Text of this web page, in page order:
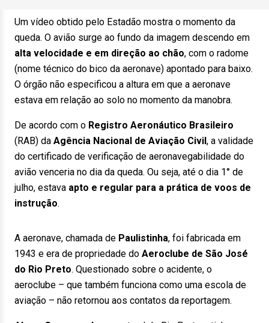
Um vídeo obtido pelo Estadão mostra o momento da
queda. O avião surge ao fundo da imagem descendo em
alta velocidade e em direção ao chão, com o radome
(nome técnico do bico da aeronave) apontado para baixo.
O órgão não especificou a altura em que a aeronave
estava em relação ao solo no momento da manobra.
De acordo com o Registro Aeronáutico Brasileiro
(RAB) da Agência Nacional de Aviação Civil, a validade
do certificado de verificação de aeronavegabilidade do
avião venceria no dia da queda. Ou seja, até o dia 1° de
julho, estava apto e regular para a prática de voos de
instrução.
A aeronave, chamada de Paulistinha, foi fabricada em
1943 e era de propriedade do Aeroclube de São José
do Rio Preto. Questionado sobre o acidente, o
aeroclube – que também funciona como uma escola de
aviação – não retornou aos contatos da reportagem.